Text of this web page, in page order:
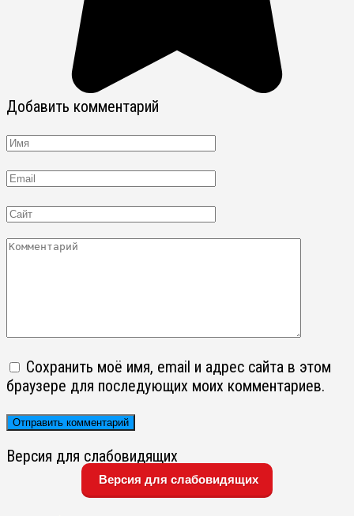
Добавить комментарий
Имя
Email
Сайт
Комментарий
Сохранить моё имя, email и адрес сайта в этом
браузере для последующих моих комментариев.
Версия для слабовидящих
Версия для слабовидящих